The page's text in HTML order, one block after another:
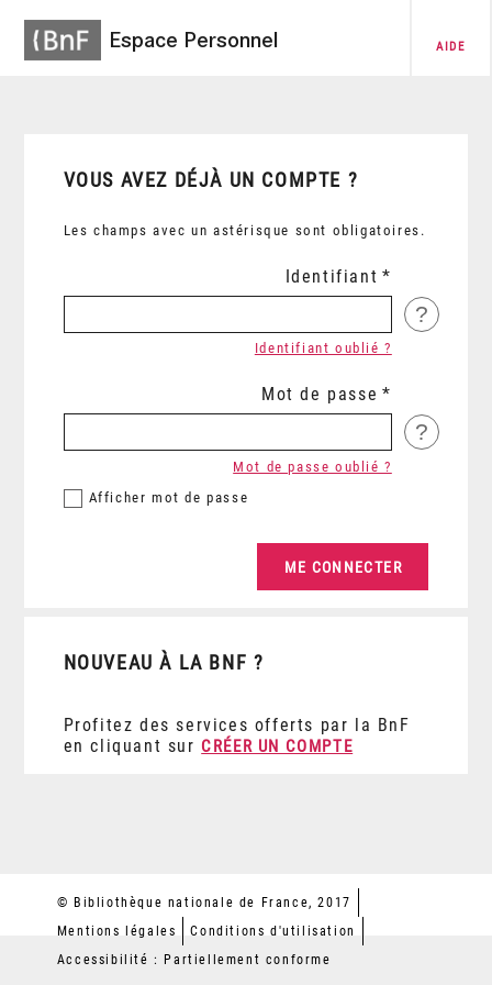
Espace Personnel AIDE
VOUS AVEZ DÉJÀ UN COMPTE ?
Les champs avec un astérisque sont obligatoires.
Identifiant
?
Identifiant oublié ?
Mot de passe
?
Afficher mot de passe
Mot de passe oublié ?
NOUVEAU À LA BNF ?
Profitez des services offerts par la BnF
en cliquant sur CRÉER UN COMPTE
© Bibliothèque nationale de France, 2017
Mentions légales
Conditions d'utilisation
Accessibilité : Partiellement conforme